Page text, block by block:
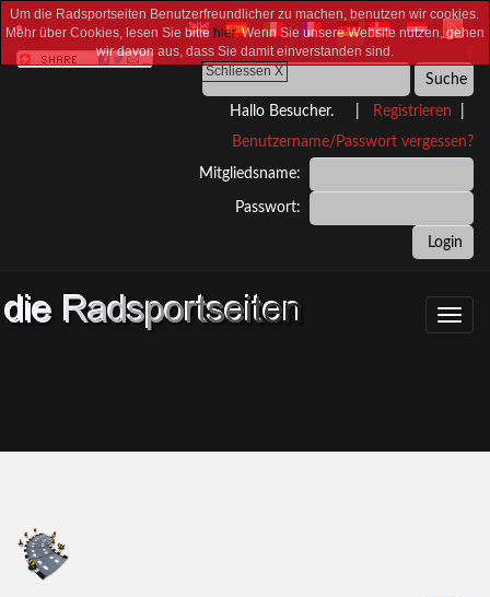
Um die Radsportseiten Benutzerfreundlicher zu machen, benutzen wir cookies.
Mehr über Cookies, lesen Sie bitte hier. Wenn Sie unsere Website nutzen, gehen
wir davon aus, dass Sie damit einverstanden sind.
Schliessen X
Hallo Besucher. | Registrieren
Benutzername/Passwort vergessen?
Mitgliedsname:
Passwort: